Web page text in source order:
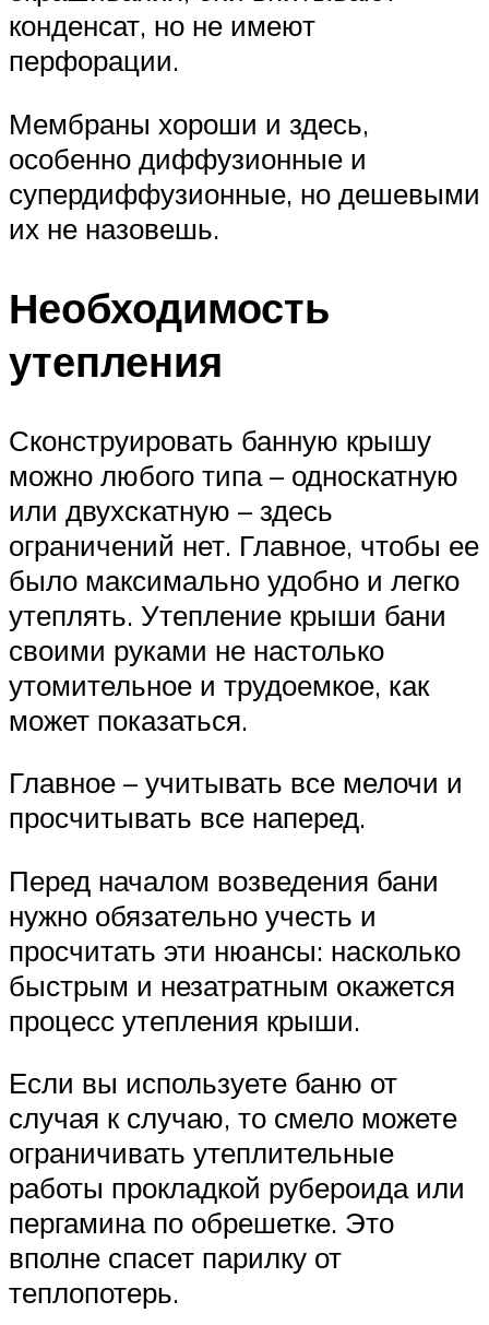
конденсат, но не имеют
перфорации.
Мембраны хороши и здесь,
особенно диффузионные и
супердиффузионные, но дешевыми
их не назовешь.
Необходимость
утепления
Сконструировать банную крышу
можно любого типа – односкатную
или двухскатную – здесь
ограничений нет. Главное, чтобы ее
было максимально удобно и легко
утеплять. Утепление крыши бани
своими руками не настолько
утомительное и трудоемкое, как
может показаться.
Главное – учитывать все мелочи и
просчитывать все наперед.
Перед началом возведения бани
нужно обязательно учесть и
просчитать эти нюансы: насколько
быстрым и незатратным окажется
процесс утепления крыши.
Если вы используете баню от
случая к случаю, то смело можете
ограничивать утеплительные
работы прокладкой рубероида или
пергамина по обрешетке. Это
вполне спасет парилку от
теплопотерь.